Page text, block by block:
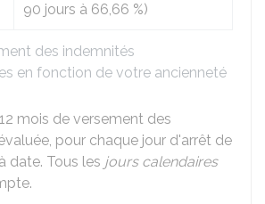
des indemnités
en fonction de votre ancienneté
90 jours à 66,66 %)
mois de versement des
pour chaque jour d'arrêt de
date. Tous les jours calendaires